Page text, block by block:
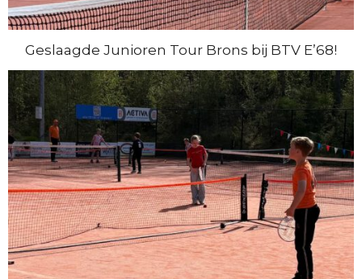
Geslaagde Junioren Tour Brons bij BTV E’68!